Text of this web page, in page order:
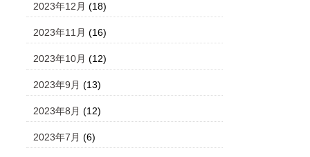
2023年12月 (18)
2023年11月 (16)
2023年10月 (12)
2023年9月 (13)
2023年8月 (12)
2023年7月 (6)